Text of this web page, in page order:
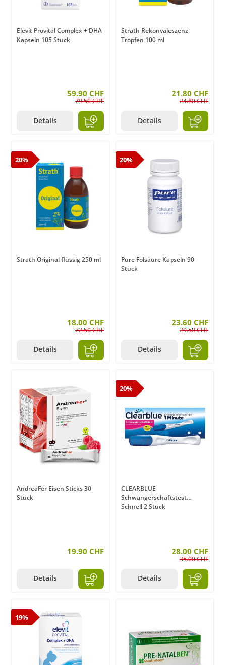
Elevit Provital Complex + DHA
Kapseln 105 Stück
59.90 CHF
79.50 CHF
Details
Strath Rekonvaleszenz
Tropfen 100 ml
21.80 CHF
24.80 CHF
Details
20%
Strath Original flüssig 250 ml
18.00 CHF
22.50 CHF
Details
20%
Pure Folsäure Kapseln 90
Stück
23.60 CHF
29.50 CHF
Details
AndreaFer Eisen Sticks 30
Stück
19.90 CHF
Details
20%
CLEARBLUE
Schwangerschaftstest
Schnell 2 Stück
28.00 CHF
35.00 CHF
Details
19%